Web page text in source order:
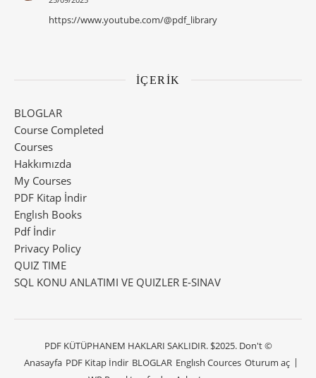
https://www.youtube.com/@pdf_library
İÇERİK
BLOGLAR
Course Completed
Courses
Hakkımızda
My Courses
PDF Kitap İndir
Englısh Books
Pdf İndir
Privacy Policy
QUIZ TIME
SQL KONU ANLATIMI VE QUIZLER E-SINAV
PDF KÜTÜPHANEM HAKLARI SAKLIDIR. $2025. Don't ©
Anasayfa PDF Kitap İndir BLOGLAR Englısh Cources Oturum aç